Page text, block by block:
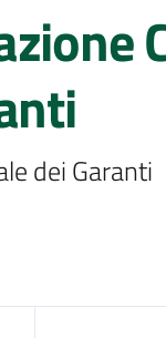
dei Garanti